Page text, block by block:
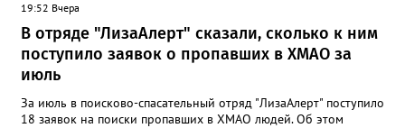
19:52 Вчера
В отряде "ЛизаАлерт" сказали, сколько к ним
поступило заявок о пропавших в ХМАО за
июль
За июль в поисково-спасательный отряд "ЛизаАлерт" поступило
18 заявок на поиски пропавших в ХМАО людей. Об этом